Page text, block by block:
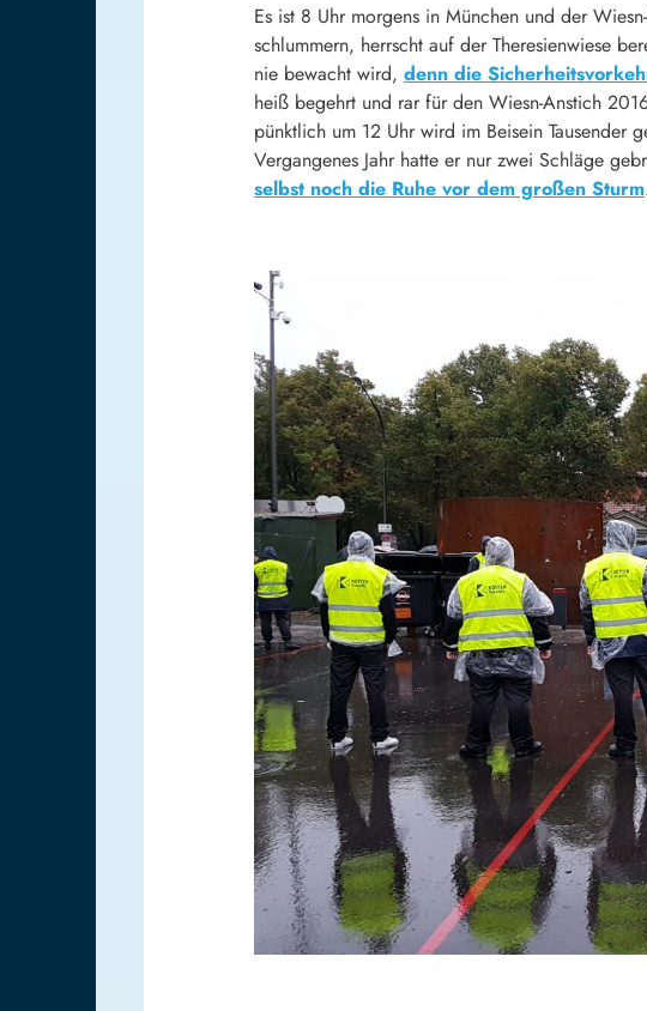
Es ist 8 Uhr morgens in München und der
schlummern, herrscht auf der Theresienwiese
nie bewacht wird, denn die
heiß begehrt und rar für den Wiesn-Anstich
pünktlich um 12 Uhr wird im Beisein Tausender
Vergangenes Jahr hatte er nur zwei Schläge
selbst noch die Ruhe vor dem großen Sturm